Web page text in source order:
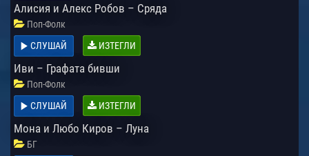
Алисия и Алекс Робов – Сряда
Поп-Фолк
СЛУШАЙ
ИЗТЕГЛИ
Иви – Графата бивши
Поп-Фолк
СЛУШАЙ
ИЗТЕГЛИ
Мона и Любо Киров – Луна
БГ